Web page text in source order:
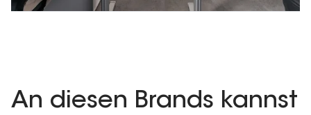
An diesen Brands kannst